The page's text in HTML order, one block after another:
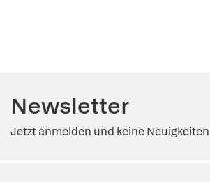
Newsletter
Jetzt anmelden und keine